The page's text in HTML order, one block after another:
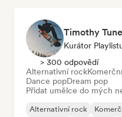
Timothy
Kurátor
> 300 odpovědí
Alternativní rock
Dance popDream pop
Přidat umělce do mých
Alternativní rock